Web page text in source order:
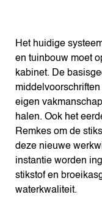
Het huidige
en tuinbouw moet
kabinet. De
eigen
halen. Ook het
Remkes om de
deze nieuwe
instantie worden
stikstof en
waterkwaliteit.